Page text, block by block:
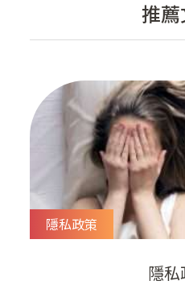
推
隱私政策
隱